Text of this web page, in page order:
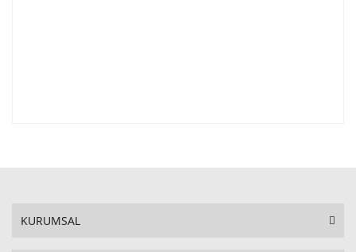
KURUMSAL